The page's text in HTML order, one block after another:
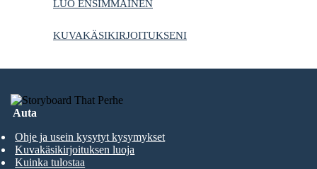
LUO ENSIMMÄINEN
KUVAKÄSIKIRJOITUKSENI
Auta
Ohje ja usein kysytyt kysymykset
Kuvakäsikirjoituksen luoja
Kuinka tulostaa